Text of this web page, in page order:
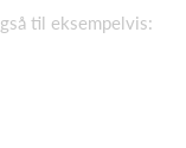
til eksempelvis: